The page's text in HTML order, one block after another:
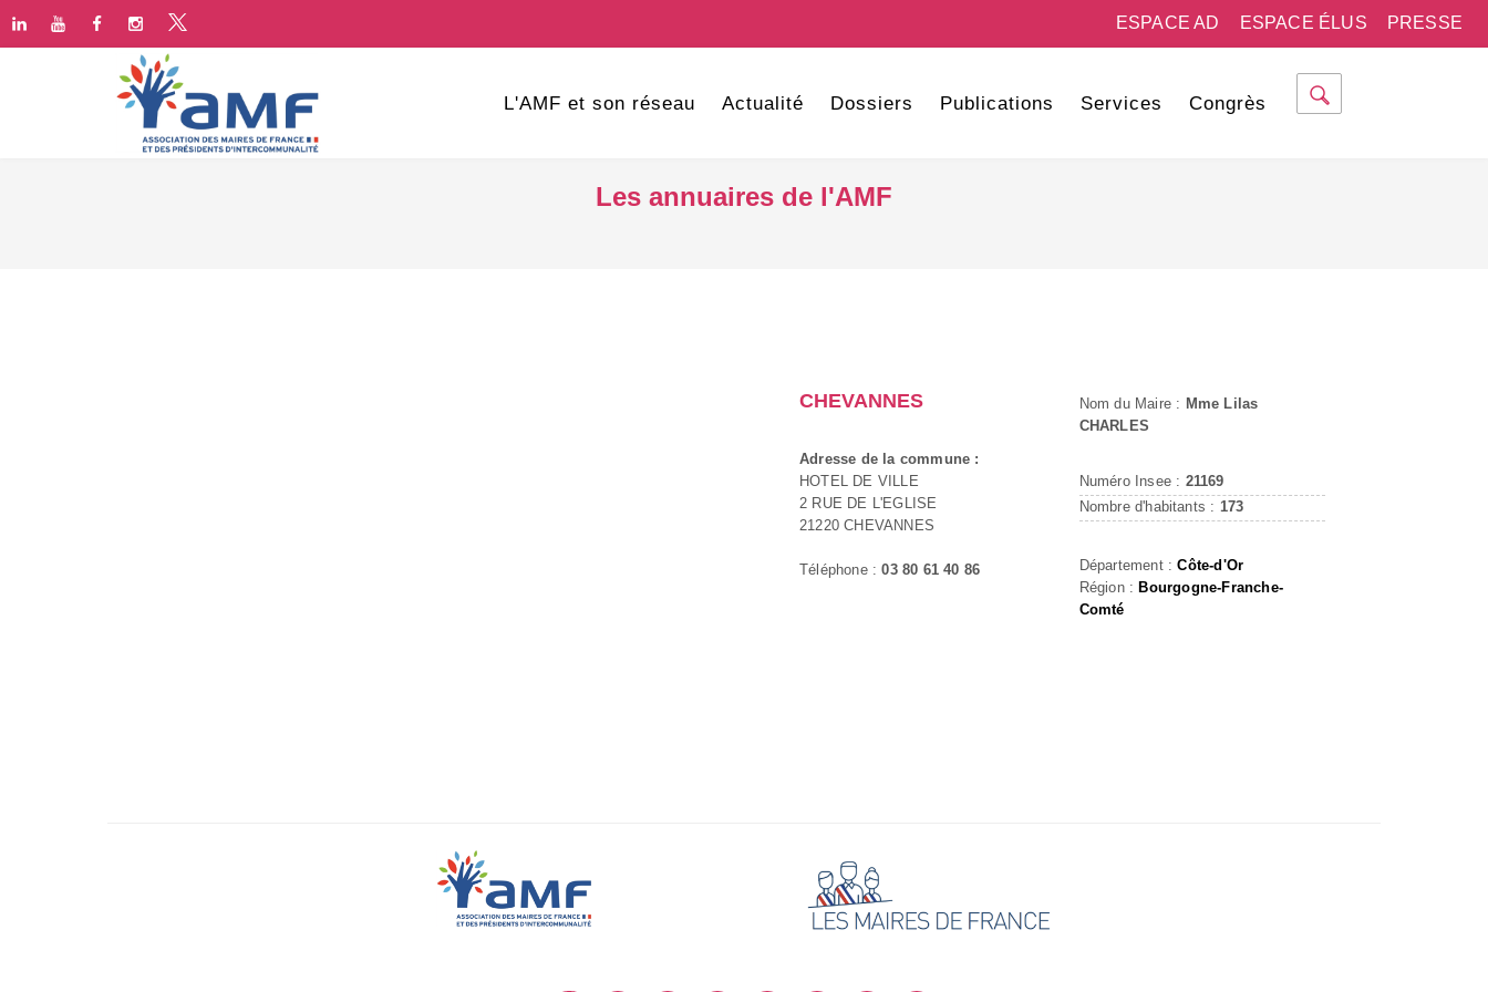
PRESSE
ESPACE ÉLUS
ESPACE AD
L'AMF et son réseau Actualité Dossiers Publications Services Congrès
Les annuaires de l'AMF
CHEVANNES
Adresse de la commune :
HOTEL DE VILLE
2 RUE DE L'EGLISE
21220 CHEVANNES
Téléphone :03 80 61 40 86
Nom du Maire : Mme Lilas
CHARLES
Numéro Insee : 21169
Nombre d'habitants : 173
Département :Côte-d'Or
Région : Bourgogne-Franche-
Comté